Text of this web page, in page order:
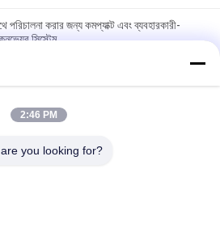
পরিচালনা করার জন্য কমপ্যাক্ট এবং ব্যবহারকারী-
সিস্টেম
খাওয়ানো এবং নিষ্কাশনের জন্য স্বয়ংক্রিয়
মুক্ত বন্ধ পাইপলাইন প্রযুক্তির সাথে পাউডার এবং
2:46 PM
you looking for?